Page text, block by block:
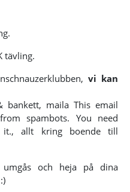
tävling.
vi kan
bankett, mailaThis email
spambots. You need
it., allt kring boende till
och heja på dina